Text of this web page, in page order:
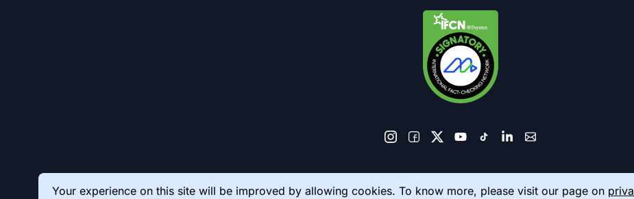
Your experience on this site will be improved by allowing cookies. To know more, please visit our page on